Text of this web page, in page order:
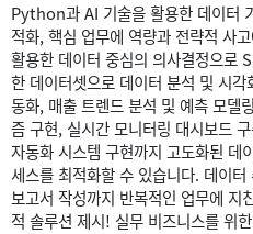
Python과 AI 기술을 활용한 데이터
적화, 핵심 업무에 역량과 전략적 사
활용한 데이터 중심의 의사결정으
한 데이터셋으로 데이터 분석 및 시
동화, 매출 트렌드 분석 및 예측 모델
즘 구현, 실시간 모니터링 대시보드
자동화 시스템 구현까지 고도화된 데
세스를 최적화할 수 있습니다. 데이
보고서 작성까지 반복적인 업무에 지
적 솔루션 제시! 실무 비즈니스를 위